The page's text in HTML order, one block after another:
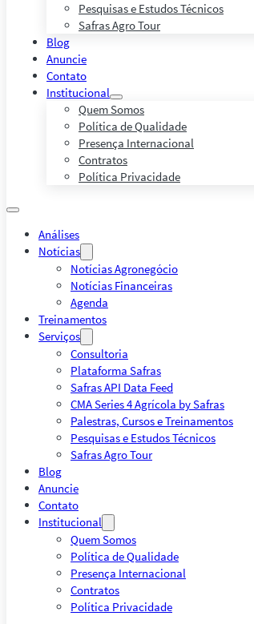
Pesquisas e Estudos Técnicos
Safras Agro Tour
Blog
Anuncie
Contato
Institucional
Quem Somos
Política de Qualidade
Presença Internacional
Contratos
Política Privacidade
Análises
Notícias
Notícias Agronegócio
Notícias Financeiras
Agenda
Treinamentos
Serviços
Consultoria
Plataforma Safras
Safras API Data Feed
CMA Series 4 Agrícola by Safras
Palestras, Cursos e Treinamentos
Pesquisas e Estudos Técnicos
Safras Agro Tour
Blog
Anuncie
Contato
Institucional
Quem Somos
Política de Qualidade
Presença Internacional
Contratos
Política Privacidade